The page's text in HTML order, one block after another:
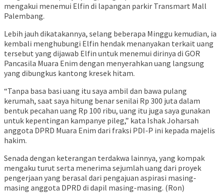
mengakui menemui Elfin di lapangan parkir Transmart Mall
Palembang.
Lebih jauh dikatakannya, selang beberapa Minggu kemudian, ia
kembali menghubungi Elfin hendak menanyakan terkait uang
tersebut yang dijawab Elfin untuk menemui dirinya di GOR
Pancasila Muara Enim dengan menyerahkan uang langsung
yang dibungkus kantong kresek hitam.
“Tanpa basa basi uang itu saya ambil dan bawa pulang
kerumah, saat saya hitung benar senilai Rp 300 juta dalam
bentuk pecahan uang Rp 100 ribu, uang itu juga saya gunakan
untuk kepentingan kampanye pileg,” kata Ishak Joharsah
anggota DPRD Muara Enim dari fraksi PDI-P ini kepada majelis
hakim.
Senada dengan keterangan terdakwa lainnya, yang kompak
mengaku turut serta menerima sejumlah uang dari proyek
pengerjaan yang berasal dari pengajuan aspirasi masing-
masing anggota DPRD di dapil masing-masing. (Ron)